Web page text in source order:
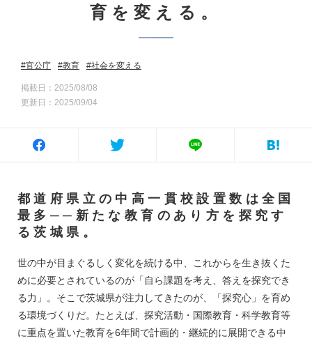
育を変える。
官公庁 教育 社会を変える
掲載日：2025/08/08
更新日：2025/09/04
都道府県立の中高一貫校設置数は全国
最多──新たな教育のあり方を探究す
る茨城県。
世の中が目まぐるしく変化を続ける中、これからを生き抜くた
めに必要とされているのが「自ら課題を考え、答えを探究でき
る力」。そこで茨城県が注力してきたのが、「探究心」を育め
る環境づくりだ。たとえば、探究活動・国際教育・科学教育等
に重点を置いた教育を6年間で計画的・継続的に展開できる中